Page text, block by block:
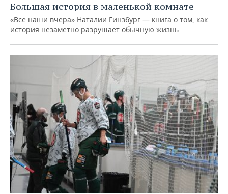
Большая история в маленькой комнате
«Все наши вчера» Наталии Гинзбург — книга о том, как
история незаметно разрушает обычную жизнь